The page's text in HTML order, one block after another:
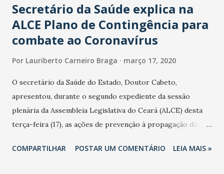
Secretário da Saúde explica na
ALCE Plano de Contingência para
combate ao Coronavírus
Por Lauriberto Carneiro Braga março 17, 2020
O secretário da Saúde do Estado, Doutor Cabeto,
apresentou, durante o segundo expediente da sessão
plenária da Assembleia Legislativa do Ceará (ALCE) desta
terça-feira (17), as ações de prevenção à propagação do
adotadas pelo Governo do Estado na contenção da
COMPARTILHAR POSTAR UM COMENTÁRIO LEIA MAIS »